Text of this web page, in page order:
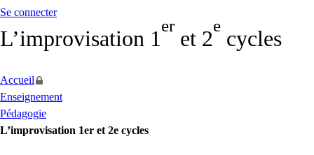
Se connecter
L’improvisation 1
er
et 2
e
cycles
Accueil
Enseignement
Pédagogie
L’improvisation 1er et 2e cycles